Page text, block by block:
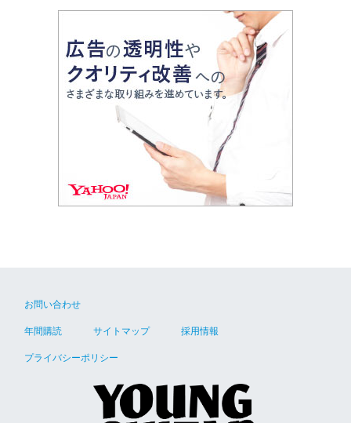
お問い合わせ
年間購読 サイトマップ 採用情報
プライバシーポリシー